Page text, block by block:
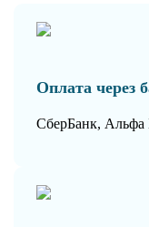
Оплата через
СберБанк, Альфа